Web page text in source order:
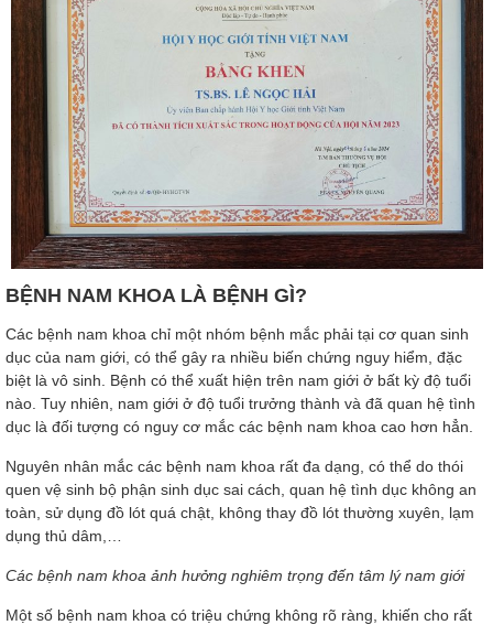
BỆNH NAM KHOA LÀ BỆNH GÌ?
Các bệnh nam khoa chỉ một nhóm bệnh mắc phải tại cơ quan sinh
dục của nam giới, có thể gây ra nhiều biến chứng nguy hiểm, đặc
biệt là vô sinh. Bệnh có thể xuất hiện trên nam giới ở bất kỳ độ tuổi
nào. Tuy nhiên, nam giới ở độ tuổi trưởng thành và đã quan hệ tình
dục là đối tượng có nguy cơ mắc các bệnh nam khoa cao hơn hẳn.
Nguyên nhân mắc các bệnh nam khoa rất đa dạng, có thể do thói
quen vệ sinh bộ phận sinh dục sai cách, quan hệ tình dục không an
toàn, sử dụng đồ lót quá chật, không thay đồ lót thường xuyên, lạm
dụng thủ dâm,…
Các bệnh nam khoa ảnh hưởng nghiêm trọng đến tâm lý nam giới
Một số bệnh nam khoa có triệu chứng không rõ ràng, khiến cho rất